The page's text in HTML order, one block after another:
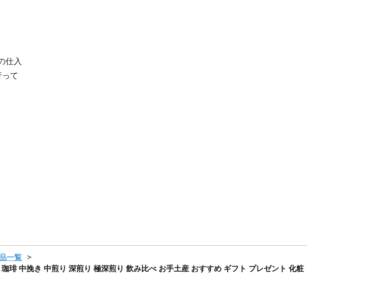
仕入
て
一覧
琲 中挽き 中煎り 深煎り 極深煎り 飲み比べ お手土産 おすすめ ギフト プレゼント 化粧